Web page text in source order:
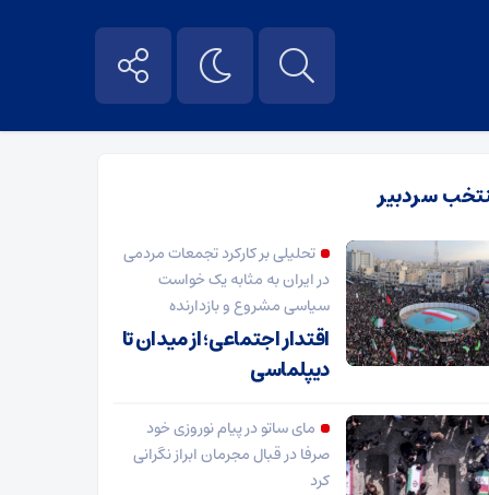
سردبیر
تحلیلی بر کارکرد تجمعات مردمی
در ایران به مثابه یک خواست
سیاسی مشروع و بازدارنده
اقتدار اجتماعی؛ از میدان تا
دیپلماسی
مای ساتو در پیام نوروزی خود
صرفا در قبال مجرمان ابراز نگرانی
کرد